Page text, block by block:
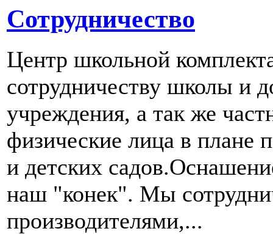
Сотрудничество
Центр школьной
сотрудничеству школы и
учреждения, а так же
физические лица в плане
и детских
наш "конек". Мы
производителями,...